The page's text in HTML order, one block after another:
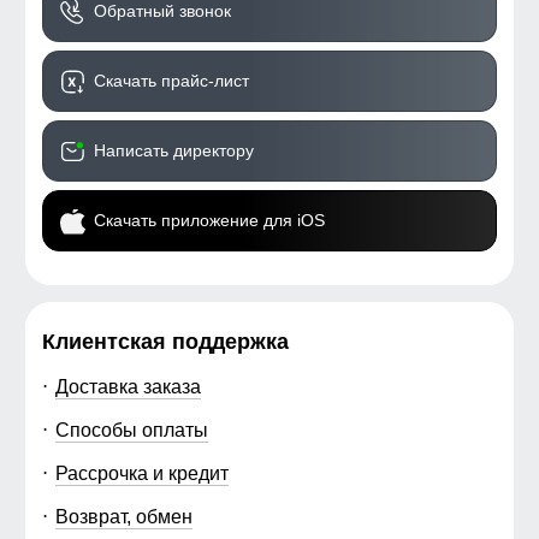
Обратный звонок
Скачать прайс-лист
Написать директору
Скачать приложение для iOS
Клиентская поддержка
Доставка заказа
Способы оплаты
Рассрочка и кредит
Возврат, обмен